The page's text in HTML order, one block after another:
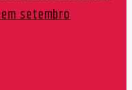
setembro